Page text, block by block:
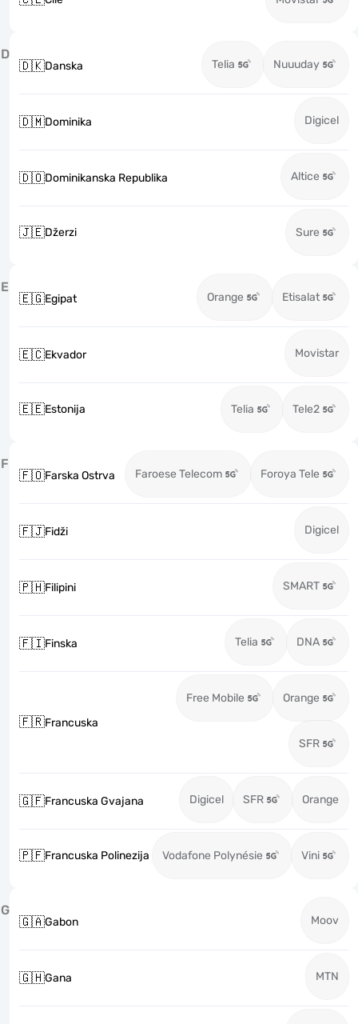
D
🇩🇰Danska Telia Nuuuday
🇩🇲Dominika Digicel
🇩🇴Dominikanska Republika Altice
🇯🇪Džerzi Sure
E
🇪🇬Egipat Orange Etisalat
🇪🇨Ekvador Movistar
🇪🇪Estonija Telia Tele2
F
🇫🇴Farska Ostrva Faroese Telecom Foroya Tele
🇫🇯Fidži Digicel
🇵🇭Filipini SMART
🇫🇮Finska Telia DNA
🇫🇷Francuska
Free Mobile Orange
SFR
🇬🇫Francuska Gvajana Digicel SFR Orange
🇵🇫Francuska Polinezija Vodafone Polynésie Vini
G
🇬🇦Gabon Moov
🇬🇭Gana MTN